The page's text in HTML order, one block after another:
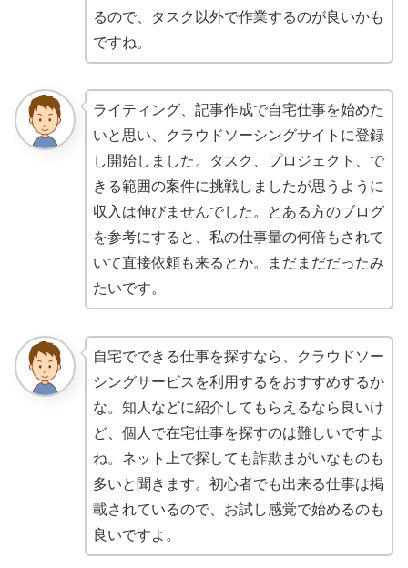
るので、タスク以外で作業するのが良いかも
ですね。
ライティング、記事作成で自宅仕事を始めた
いと思い、クラウドソーシングサイトに登録
し開始しました。タスク、プロジェクト、で
きる範囲の案件に挑戦しましたが思うように
収入は伸びませんでした。とある方のブログ
を参考にすると、私の仕事量の何倍もされて
いて直接依頼も来るとか。まだまだだったみ
たいです。
自宅でできる仕事を探すなら、クラウドソー
シングサービスを利用するをおすすめするか
な。知人などに紹介してもらえるなら良いけ
ど、個人で在宅仕事を探すのは難しいですよ
ね。ネット上で探しても詐欺まがいなものも
多いと聞きます。初心者でも出来る仕事は掲
載されているので、お試し感覚で始めるのも
良いですよ。